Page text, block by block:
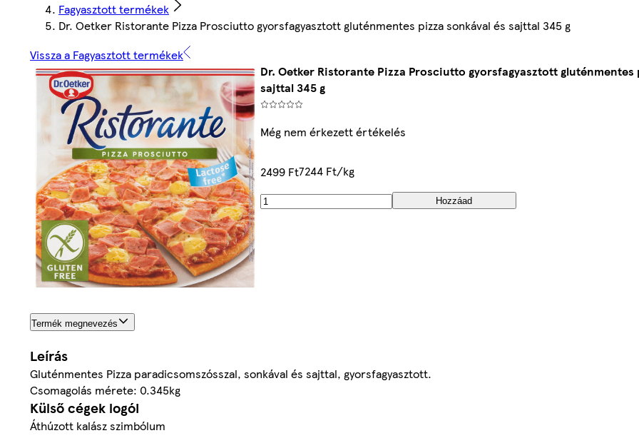
Fagyasztott termékek
Dr. Oetker Ristorante Pizza Prosciutto gyorsfagyasztott gluténmentes pizza sonkával és sajttal 345 g
Vissza a Fagyasztott termékek
Dr. Oetker Ristorante Pizza Prosciutto gyorsfagyasztott gluténmentes
sajttal 345 g
Még nem érkezett értékelés
2499 Ft7244 Ft/kg
Hozzáad
Termék megnevezés
Leírás
Gluténmentes Pizza paradicsomszósszal, sonkával és sajttal, gyorsfagyasztott.
Csomagolás mérete: 0.345kg
Külső cégek logói
Áthúzott kalász szimbólum